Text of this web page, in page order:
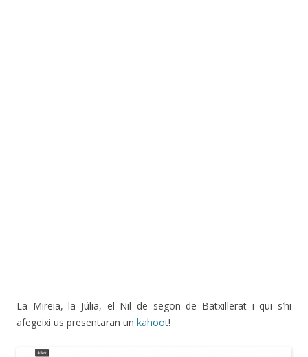
La Mireia, la Júlia, el Nil de segon de Batxillerat i qui s’hi
afegeixi us presentaran un kahoot!